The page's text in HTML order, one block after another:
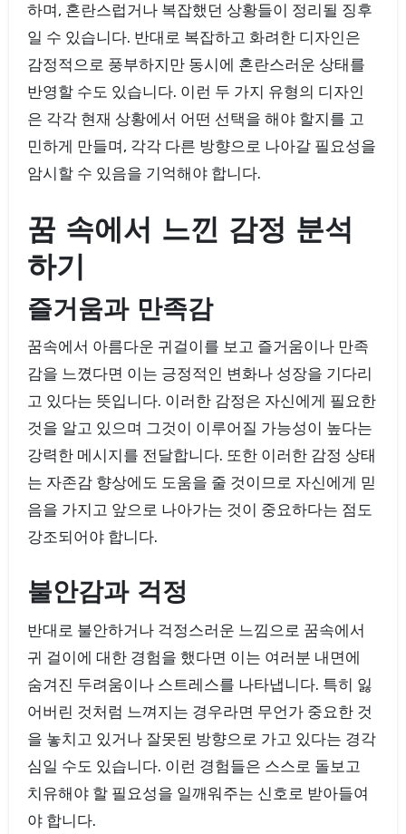
하며, 혼란스럽거나 복잡했던 상황들이 정리될 징후
일 수 있습니다. 반대로 복잡하고 화려한 디자인은
감정적으로 풍부하지만 동시에 혼란스러운 상태를
반영할 수도 있습니다. 이런 두 가지 유형의 디자인
은 각각 현재 상황에서 어떤 선택을 해야 할지를 고
민하게 만들며, 각각 다른 방향으로 나아갈 필요성을
암시할 수 있음을 기억해야 합니다.
꿈 속에서 느낀 감정 분석
하기
즐거움과 만족감
꿈속에서 아름다운 귀걸이를 보고 즐거움이나 만족
감을 느꼈다면 이는 긍정적인 변화나 성장을 기다리
고 있다는 뜻입니다. 이러한 감정은 자신에게 필요한
것을 알고 있으며 그것이 이루어질 가능성이 높다는
강력한 메시지를 전달합니다. 또한 이러한 감정 상태
는 자존감 향상에도 도움을 줄 것이므로 자신에게 믿
음을 가지고 앞으로 나아가는 것이 중요하다는 점도
강조되어야 합니다.
불안감과 걱정
반대로 불안하거나 걱정스러운 느낌으로 꿈속에서
귀 걸이에 대한 경험을 했다면 이는 여러분 내면에
숨겨진 두려움이나 스트레스를 나타냅니다. 특히 잃
어버린 것처럼 느껴지는 경우라면 무언가 중요한 것
을 놓치고 있거나 잘못된 방향으로 가고 있다는 경각
심일 수도 있습니다. 이런 경험들은 스스로 돌보고
치유해야 할 필요성을 일깨워주는 신호로 받아들여
야 합니다.